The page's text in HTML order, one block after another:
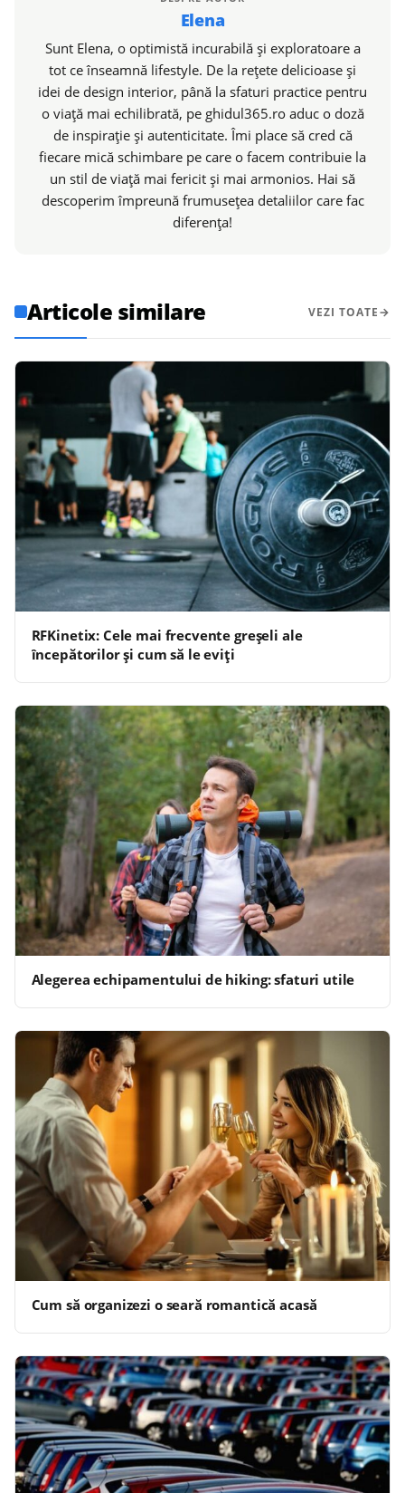
Elena
Sunt Elena, o optimistă incurabilă și exploratoare a
tot ce înseamnă lifestyle. De la rețete delicioase și
idei de design interior, până la sfaturi practice pentru
o viață mai echilibrată, pe ghidul365.ro aduc o doză
de inspirație și autenticitate. Îmi place să cred că
fiecare mică schimbare pe care o facem contribuie la
un stil de viață mai fericit și mai armonios. Hai să
descoperim împreună frumusețea detaliilor care fac
diferența!
Articole similare VEZI TOATE
RFKinetix: Cele mai frecvente greșeli ale
începătorilor și cum să le eviți
Alegerea echipamentului de hiking: sfaturi utile
Cum să organizezi o seară romantică acasă